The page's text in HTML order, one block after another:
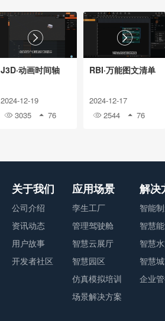

J3D·动画时间轴
2024-12-19
3035  76

RBI·万能图文清单
2024-12-17
 2544  76
关于我们
公司介绍
资讯动态
用户故事
开发者社区
应用场景
孪生工厂
管理驾驶舱
智慧云展厅
智慧园区
仿真模拟培训
场景解决方案
解决
智能
智慧
智慧
智慧
企业